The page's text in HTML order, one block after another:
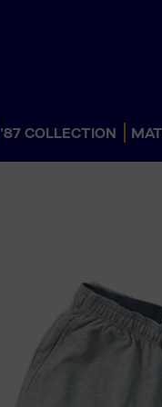
'87 COLLECTION